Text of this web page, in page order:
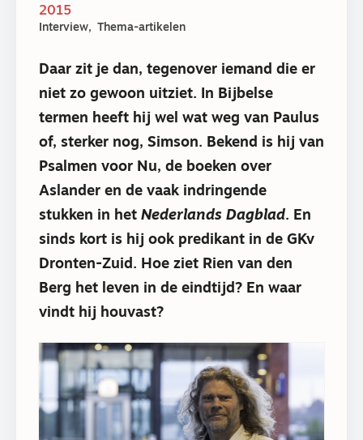
2015
Interview Thema-artikelen
Daar zit je dan, tegenover iemand die er
niet zo gewoon uitziet. In Bijbelse
termen heeft hij wel wat weg van Paulus
of, sterker nog, Simson. Bekend is hij van
Psalmen voor Nu, de boeken over
Aslander en de vaak indringende
stukken in het Nederlands Dagblad. En
sinds kort is hij ook predikant in de GKv
Dronten-Zuid. Hoe ziet Rien van den
Berg het leven in de eindtijd? En waar
vindt hij houvast?